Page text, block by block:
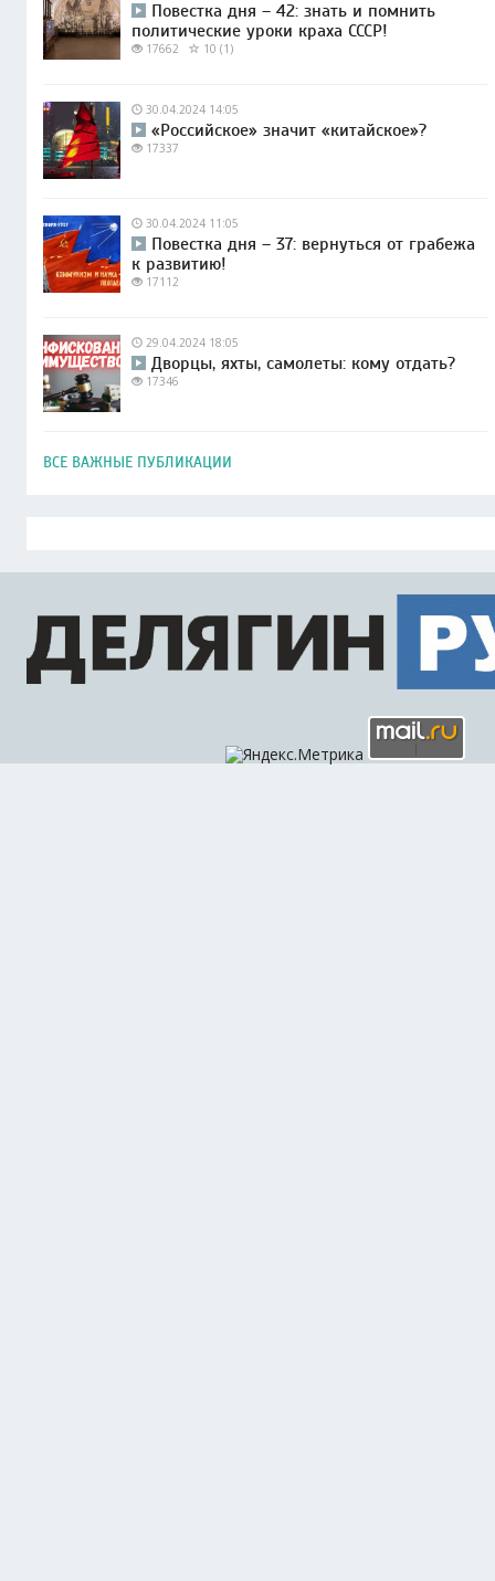
Повестка дня – 42: знать и помнить
политические уроки краха СССР!
17662 10 (1)
30.04.2024 14:05
«Российское» значит «китайское»?
17337
30.04.2024 11:05
Повестка дня – 37: вернуться от грабежа
к развитию!
17112
29.04.2024 18:05
Дворцы, яхты, самолеты: кому отдать?
17346
ВСЕ ВАЖНЫЕ ПУБЛИКАЦИИ